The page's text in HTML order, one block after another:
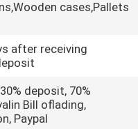
cases,Pallets
after receiving
deposit, 70%
Bill oflading,
Paypal